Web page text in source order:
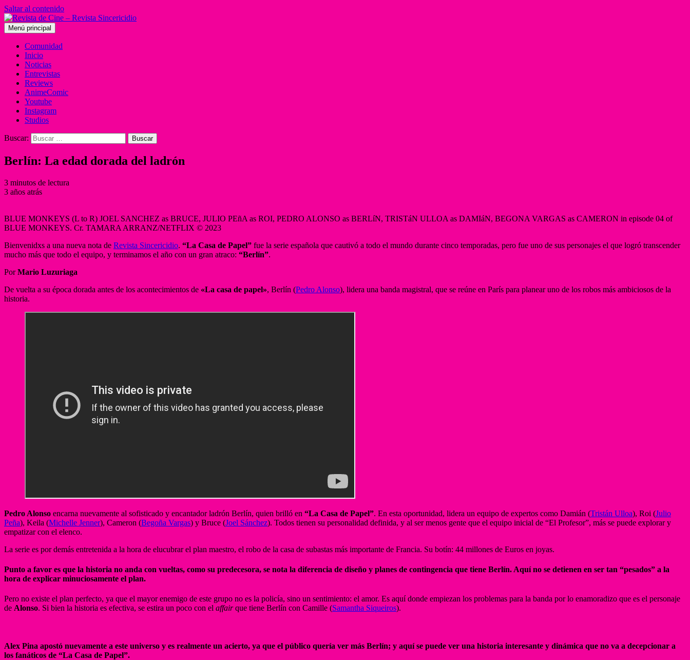
Saltar al contenido
Menú principal
Comunidad
Inicio
Noticias
Entrevistas
Reviews
AnimeComic
Youtube
Instagram
Studios
Buscar:
Berlín: La edad dorada del ladrón
3 minutos de lectura
3 años atrás
BLUE MONKEYS (L to R) JOEL SANCHEZ as BRUCE, JULIO PEñA as ROI, PEDRO ALONSO as BERLíN, TRISTáN ULLOA as DAMIáN, BEGONA VARGAS as CAMERON in episode 04 of
BLUE MONKEYS. Cr. TAMARA ARRANZ/NETFLIX © 2023
Bienvenidxs a una nueva nota de Revista Sincericidio. “La Casa de Papel” fue la serie española que cautivó a todo el mundo durante cinco temporadas, pero fue uno de sus personajes el que logró transcender
mucho más que todo el equipo, y terminamos el año con un gran atraco: “Berlín”.
PorMario Luzuriaga
De vuelta a su época dorada antes de los acontecimientos de «La casa de papel», Berlín (Pedro Alonso), lidera una banda magistral, que se reúne en París para planear uno de los robos más ambiciosos de la
historia.
Pedro Alonso encarna nuevamente al sofisticado y encantador ladrón Berlín, quien brilló en “La Casa de Papel”. En esta oportunidad, lidera un equipo de expertos como Damián (Tristán Ulloa), Roi (Julio
Peña), Keila (Michelle Jenner), Cameron (Begoña Vargas) y Bruce (Joel Sánchez). Todos tienen su personalidad definida, y al ser menos gente que el equipo inicial de “El Profesor”, más se puede explorar y
empatizar con el elenco.
La serie es por demás entretenida a la hora de elucubrar el plan maestro, el robo de la casa de subastas más importante de Francia. Su botín: 44 millones de Euros en joyas.
Punto a favor es que la historia no anda con vueltas, como su predecesora, se nota la diferencia de diseño y planes de contingencia que tiene Berlín. Aquí no se detienen en ser tan “pesados” a la
hora de explicar minuciosamente el plan.
Pero no existe el plan perfecto, ya que el mayor enemigo de este grupo no es la policía, sino un sentimiento: el amor. Es aquí donde empiezan los problemas para la banda por lo enamoradizo que es el personaje
de Alonso. Si bien la historia es efectiva, se estira un poco con el affairque tiene Berlín con Camille (Samantha Siqueiros).
Alex Pina apostó nuevamente a este universo y es realmente un acierto, ya que el público quería ver más Berlín; y aquí se puede ver una historia interesante y dinámica que no va a decepcionar a
los fanáticos de “La Casa de Papel”.